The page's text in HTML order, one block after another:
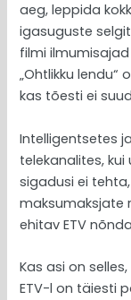
aeg, leppida
igasuguste
filmi
„Ohtlikku
kas tõesti ei
Intelligentsetes
telekanalites, kui
sigadusi ei
maksumaksjate
ehitav ETV
Kas asi on
ETV-l on täiesti